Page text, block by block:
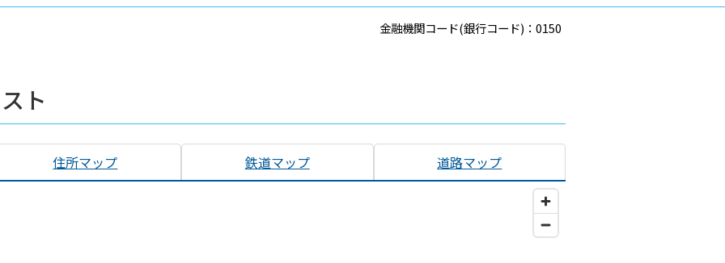
金融機関コード(銀行コード)：0150
ト
住所マップ 鉄道マップ 道路マップ